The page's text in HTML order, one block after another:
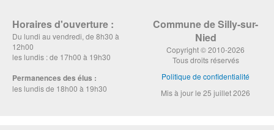
Horaires d'ouverture :
Du lundi au vendredi, de 8h30 à
12h00
les lundis : de 17h00 à 19h30
Permanences des élus :
les lundis de 18h00 à 19h30
Commune de Silly-sur-
Nied
Copyright © 2010-2026
Tous droits réservés
Politique de confidentialité
Mis à jour le 25 juillet 2026